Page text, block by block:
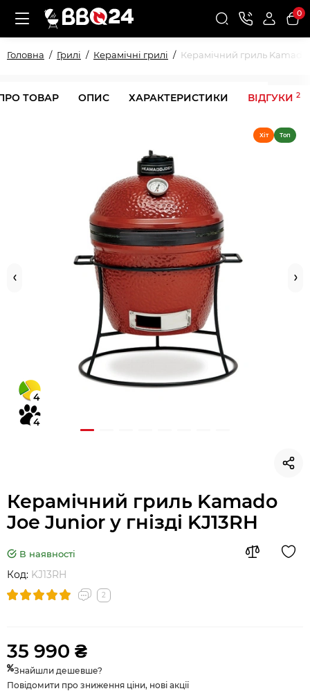
0
Головна Грилі Керамічні грилі Керамічний гриль Kamado
ТОВАР ОПИС ХАРАКТЕРИСТИКИ ВІДГУКИ 2
4
4
Хіт Топ
Керамічний гриль Kamado
Joe Junior у гнізді KJ13RH
В наявності
Код: KJ13RH
2
35 990 ₴
Знайшли дешевше?
Повідомити про зниження ціни, нові акції